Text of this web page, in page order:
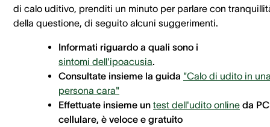
di calo uditivo, prenditi un minuto per parlare con
della questione, di seguito alcuni suggerimenti.
Informati riguardo a quali sono i
sintomi dell'ipoacusia.
Consultate insieme la guida "Calo di udito in
persona cara"
Effettuate insieme un test dell'udito online da
cellulare, è veloce e gratuito